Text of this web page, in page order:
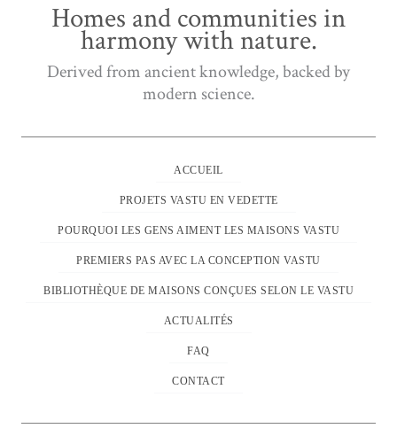
Homes and communities in
harmony with nature.
Derived from ancient knowledge, backed by
modern science.
ACCUEIL
PROJETS VASTU EN VEDETTE
POURQUOI LES GENS AIMENT LES MAISONS VASTU
PREMIERS PAS AVEC LA CONCEPTION VASTU
BIBLIOTHÈQUE DE MAISONS CONÇUES SELON LE VASTU
ACTUALITÉS
FAQ
CONTACT